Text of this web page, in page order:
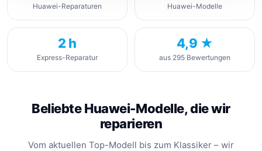
Huawei-Reparaturen Huawei-Modelle
2 h
Express-Reparatur
4,9 ★
aus 295 Bewertungen
Beliebte Huawei-Modelle, die wir
reparieren
Vom aktuellen Top-Modell bis zum Klassiker – wir